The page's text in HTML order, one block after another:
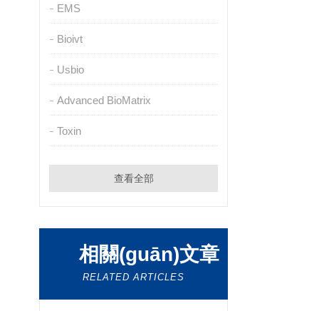
EMS
Bioivt
Usbio
Advanced BioMatrix
Toxin
查看全部
相關(guān)文章
RELATED ARTICLES